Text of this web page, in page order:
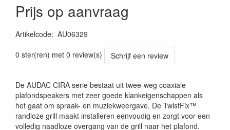
Prijs op aanvraag
Artikelcode: AU06329
0 ster(ren) met 0 review(s)
Schrijf een review
De AUDAC CIRA serie bestaat uit twee-weg coaxiale
plafondspeakers met zeer goede klankeigenschappen als
het gaat om spraak- en muziekweergave. De TwistFix™
randloze grill maakt installeren eenvoudig en zorgt voor een
volledig naadloze overgang van de grill naar het plafond.